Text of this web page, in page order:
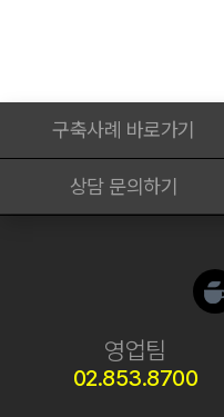
구축사례 바로가기
상담 문의하기
프로그램에 대하여 라이
⑦각종 아이디(ID)와 비
책임은 고객에게 있습니
내에 수정·보완해야 하
대한 책임은 고객에게
제12조 (지식 재산권의
① 회사가 작성한 저작
영업팀
02.853.8700